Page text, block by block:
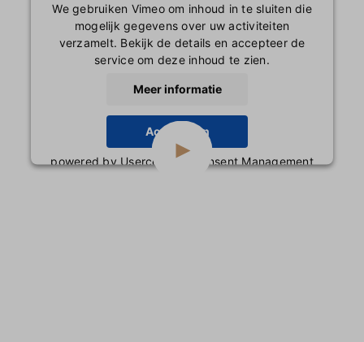
We gebruiken Vimeo om inhoud in te sluiten die
mogelijk gegevens over uw activiteiten
verzamelt. Bekijk de details en accepteer de
service om deze inhoud te zien.
Meer informatie
Accepteren
powered by Usercentrics Consent Management